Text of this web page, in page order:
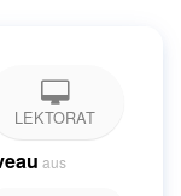
LEKTORAT
aus